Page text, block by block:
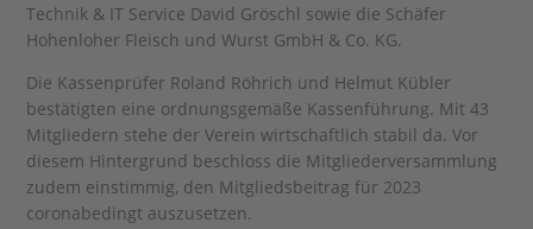
Technik & IT Service David Gröschl sowie die Schäfer
Hohenloher Fleisch und Wurst GmbH & Co. KG.
Die Kassenprüfer Roland Röhrich und Helmut Kübler
bestätigten eine ordnungsgemäße Kassenführung. Mit 43
Mitgliedern stehe der Verein wirtschaftlich stabil da. Vor
diesem Hintergrund beschloss die Mitgliederversammlung
zudem einstimmig, den Mitgliedsbeitrag für 2023
coronabedingt auszusetzen.